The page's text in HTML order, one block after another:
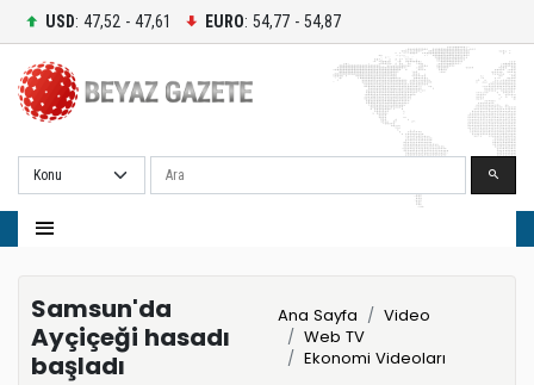
USD: 47,52 - 47,61 EURO: 54,77 - 54,87
Ara
Samsun'da
Ayçiçeği hasadı
başladı
Ana Sayfa
Video
Web TV
Ekonomi Videoları